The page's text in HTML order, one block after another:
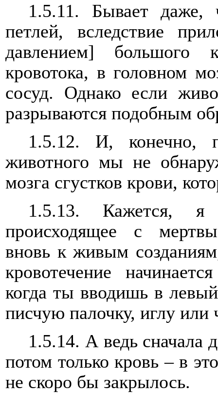
1.5.11. Бывает даже,
петлей, вследствие
давлением] большого
кровотока, в головном
сосуд. Однако если
разрываются подобным
1.5.12. И, конечно,
животного мы не
мозга сгустков крови,
1.5.13. Кажется, я
происходящее с
вновь к живым
кровотечение
когда ты вводишь в
писчую палочку, иглу или
1.5.14. А ведь
потом только кровь – в
не скоро бы закрылось.